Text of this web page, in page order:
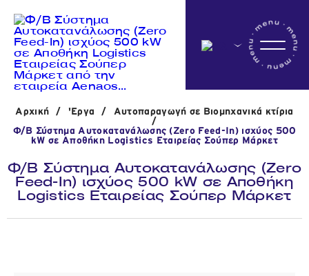
Η εταιρεία
Δραστηριότητες
Αρχική / 'Εργα /
Αυτοπαραγωγή σε Βιομηχανικά κτίρια
/
Φ/Β Σύστημα Αυτοκατανάλωσης (Zero Feed-In) ισχύος 500
kW σε Αποθήκη Logistics Εταιρείας Σούπερ Μάρκετ
Φ/Β Σύστημα Αυτοκατανάλωσης (Zero
Feed-In) ισχύος 500 kW σε Αποθήκη
Logistics Εταιρείας Σούπερ Μάρκετ